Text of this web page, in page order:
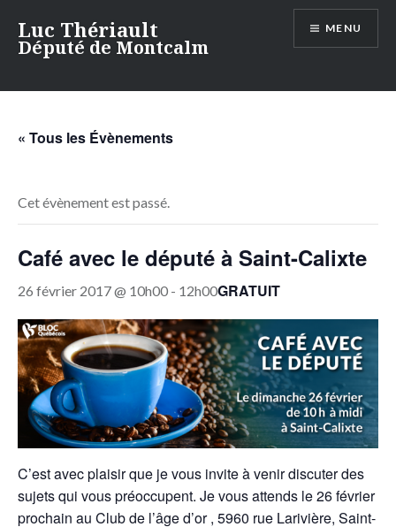
contenu
Luc Thériault
Député de Montcalm
MENU
« Tous les Évènements
Cet évènement est passé.
Café avec le député à Saint-Calixte
26 février 2017 @ 10h00 - 12h00GRATUIT
C’est avec plaisir que je vous invite à venir discuter des
sujets qui vous préoccupent. Je vous attends le 26 février
prochain au Club de l’âge d’or , 5960 rue Larivière, Saint-